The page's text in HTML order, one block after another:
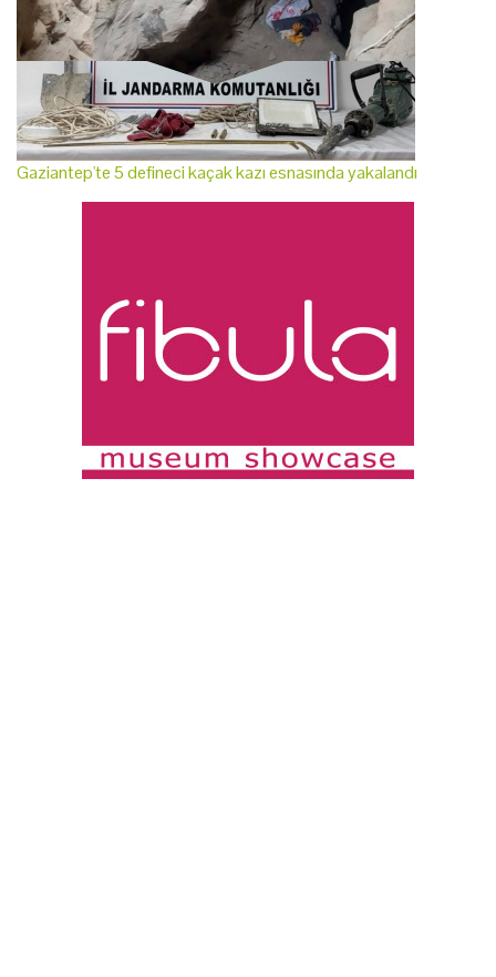
Gaziantep'te 5 defineci kaçak kazı esnasında yakalandı